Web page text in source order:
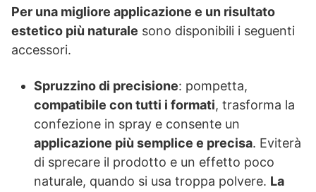
Per una migliore applicazione e un risultato
estetico più naturale sono disponibili i seguenti
accessori.
Spruzzino di precisione: pompetta,
compatibile con tutti i formati, trasforma la
confezione in spray e consente un
applicazione più semplice e precisa. Eviterà
di sprecare il prodotto e un effetto poco
naturale, quando si usa troppa polvere. La